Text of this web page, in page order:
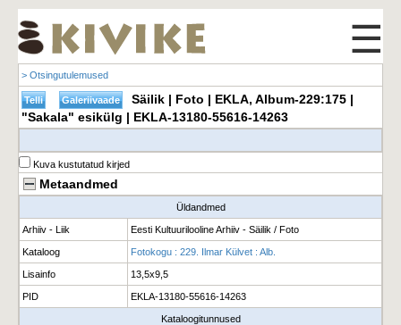
☰
> Otsingutulemused
Säilik | Foto | EKLA, Album-229:175 |
"Sakala" esikülg | EKLA-13180-55616-14263
Kuva kustutatud kirjed
Metaandmed
Üldandmed
Arhiiv - Liik Eesti Kultuurilooline Arhiiv - Säilik / Foto
Kataloog Fotokogu : 229. Ilmar Külvet : Alb.
Lisainfo 13,5x9,5
PID EKLA-13180-55616-14263
Kataloogitunnused